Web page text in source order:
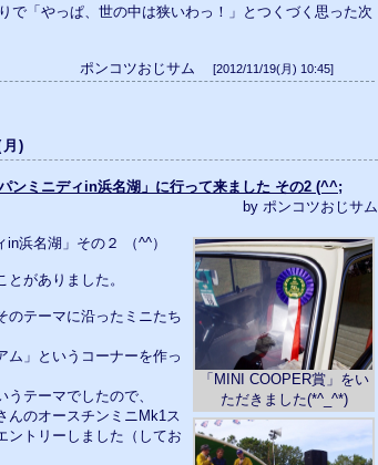
で「やっぱ、世の中は狭いわっ！」とつくづく思った次
ポンコツおじサム [2012/11/19(月) 10:45]
)
ンミニディin浜名湖」に行って来ました その2 (^^;
by ポンコツおじサム
「MINI COOPER賞」をい
ただきました(*^_^*)
in浜名湖」その２ （^^）
がありました。
のテーマに沿ったミニたち
ム」というコーナーを作っ
テーマでしたので、
んのオースチンミニMk1ス
ントリーしました（してお